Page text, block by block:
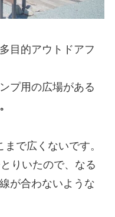
目的アウトドアフ
プ用の広場がある
で広くないです。
りいたので、なる
が合わないような